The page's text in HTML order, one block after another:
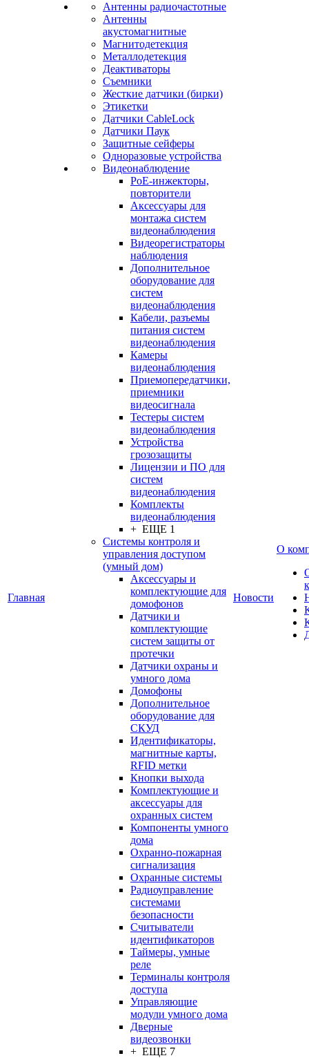
Главная
Антенны радиочастотные
Антенны
акустомагнитные
Магнитодетекция
Металлодетекция
Деактиваторы
Съемники
Жесткие датчики (бирки)
Этикетки
Датчики CableLock
Датчики Паук
Защитные сейферы
Одноразовые устройства
Видеонаблюдение
PoE-инжекторы,
повторители
Аксессуары для
монтажа систем
видеонаблюдения
Видеорегистраторы
наблюдения
Дополнительное
оборудование для
систем
видеонаблюдения
Кабели, разъемы
питания систем
видеонаблюдения
Камеры
видеонаблюдения
Приемопередатчики,
приемники
видеосигнала
Тестеры систем
видеонаблюдения
Устройства
грозозащиты
Лицензии и ПО для
систем
видеонаблюдения
Комплекты
видеонаблюдения
+ ЕЩЕ 1
Системы контроля и
управления доступом
(умный дом)
Аксессуары и
комплектующие для
домофонов
Датчики и
комплектующие
систем защиты от
протечки
Датчики охраны и
умного дома
Домофоны
Дополнительное
оборудование для
СКУД
Идентификаторы,
магнитные карты,
RFID метки
Кнопки выхода
Комплектующие и
аксессуары для
охранных систем
Компоненты умного
дома
Охранно-пожарная
сигнализация
Охранные системы
Радиоуправление
системами
безопасности
Считыватели
идентификаторов
Таймеры, умные
реле
Терминалы контроля
доступа
Управляющие
модули умного дома
Дверные
видеозвонки
+ ЕЩЕ 7
Новости
О